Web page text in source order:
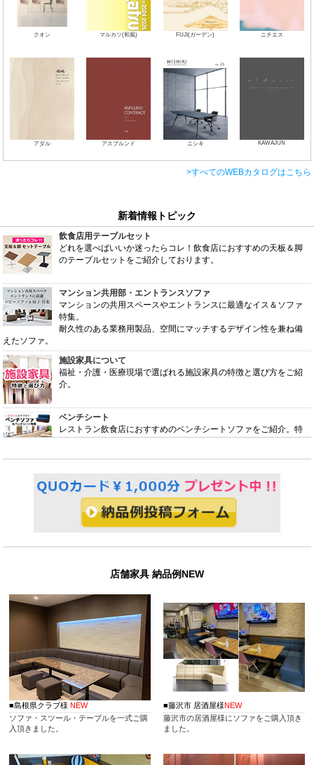
クオン マルカツ(和風) FUJI(ガーデン) ニチエス
アダル アスプルンド ニシキ KAWAJUN
>すべてのWEBカタログはこちら
新着情報トピック
飲食店用テーブルセット
どれを選べばいいか迷ったらコレ！飲食店におすすめの天板＆脚
のテーブルセットをご紹介しております。
マンション共用部・エントランスソファ
マンションの共用スペースやエントランスに最適なイス＆ソファ
特集。
耐久性のある業務用製品、空間にマッチするデザイン性を兼ね備
えたソファ。
施設家具について
福祉・介護・医療現場で選ばれる施設家具の特徴と選び方をご紹
介。
ベンチシート
レストラン飲食店におすすめのベンチシートソファをご紹介。特
座の下に棚が設置してあり、バッグや手荷物が置ける便利なチェ
アです。荷物置きのカゴを設置するスペースが無い場合とても助
かります。
屋外・テラス用の家具や椅子の選び方
オフィスにおける個別ミーティングスペース作りに便利なソファ
や、自由に配置レイアウトするフロア用ソファ。
カウンター席での椅子の間隔
カウンターで並べる椅子の間隔や最適な高さについて、またカウ
ンターのタイプによる椅子の違いなど。
バーチェア
バーやラウンジにおすすめのチェアをご紹介。脚の長いカウンタ
ーチェアタイプやローカウンター用のチェアがあります。
折りたたみ可能！会議用テーブル
店舗家具 納品例NEW
■島根県クラブ様 NEW
ソファ・スツール・テーブルを一式ご購
入頂きました。
■藤沢市 居酒屋様NEW
藤沢市の居酒屋様にソファをご購入頂き
ました。